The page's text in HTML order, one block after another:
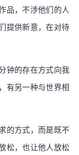
品，不涉他们的人
提供新意，在对待
钟的存在方式向我
有另一种与世界相
的方式，而是既不
松，也让他人放松